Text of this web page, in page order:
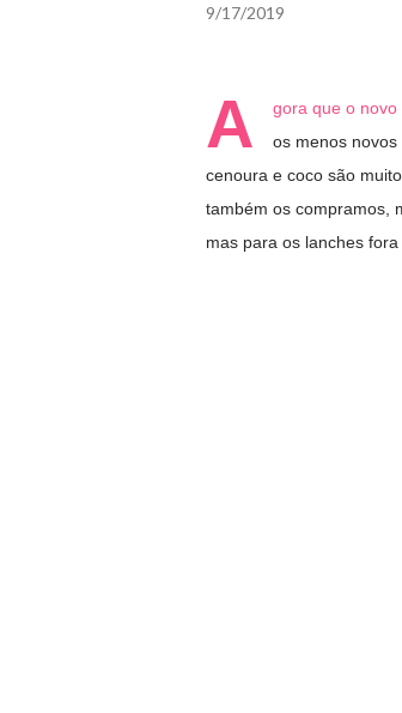
9/17/2019
A
gora que o
os menos
cenoura e coco são
também os compramos,
mas para os lanches